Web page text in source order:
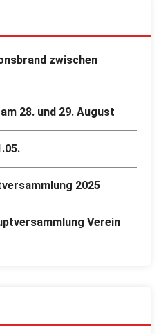
zwischen
28. und 29. August
2025
Verein